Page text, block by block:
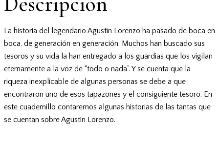
La historia del legendario Agustín Lorenzo ha pasado de boca en
boca, de generación en generación. Muchos han buscado sus
tesoros y su vida la han entregado a los guardias que los vigilan
eternamente a la voz de “todo o nada”. Y se cuenta que la
riqueza inexplicable de algunas personas se debe a que
encontraron uno de esos tapazones y el consiguiente tesoro. En
este cuadernillo contaremos algunas historias de las tantas que
se cuentan sobre Agustín Lorenzo.